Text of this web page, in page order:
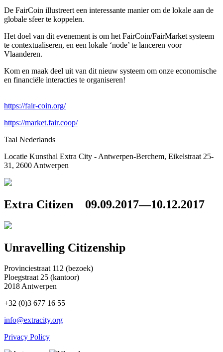
De FairCoin illustreert een interessante manier om de lokale aan de
globale sfeer te koppelen.
Het doel van dit evenement is om het FairCoin/FairMarket systeem
te contextualiseren, en een lokale ‘node’ te lanceren voor
Vlaanderen.
Kom en maak deel uit van dit nieuw systeem om onze economische
en financiële interacties te organiseren!
https://fair-coin.org/
https://market.fair.coop/
Taal Nederlands
Locatie Kunsthal Extra City - Antwerpen-Berchem, Eikelstraat 25-
31, 2600 Antwerpen
Extra Citizen 09.09.2017—10.12.2017
Unravelling Citizenship
Provinciestraat 112 (bezoek)
Ploegstraat 25 (kantoor)
2018 Antwerpen
+32 (0)3 677 16 55
info@extracity.org
Privacy Policy